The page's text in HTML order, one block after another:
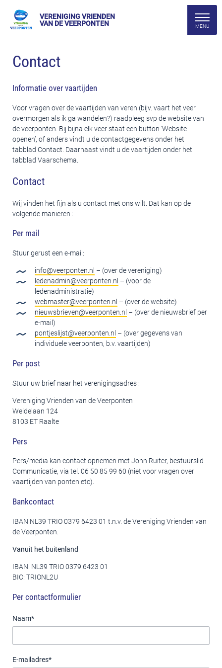
VERENIGING VRIENDEN
VAN DE VEERPONTEN
Contact
Informatie over vaartijden
Voor vragen over de vaartijden van veren (bijv. vaart het veer
overmorgen als ik ga wandelen?) raadpleeg svp de website van
de veerponten. Bij bijna elk veer staat een button ‘Website
openen’, of anders vindt u de contactgegevens onder het
tabblad Contact. Daarnaast vindt u de vaartijden onder het
tabblad Vaarschema.
Contact
Wij vinden het fijn als u contact met ons wilt. Dat kan op de
volgende manieren :
Per mail
Stuur gerust een e-mail:
info@veerponten.nl – (over de vereniging)
ledenadmin@veerponten.nl – (voor de
ledenadministratie)
webmaster@veerponten.nl – (over de website)
nieuwsbrieven@veerponten.nl – (over de nieuwsbrief per
e-mail)
pontjeslijst@veerponten.nl – (over gegevens van
individuele veerponten, b.v. vaartijden)
Per post
Stuur uw brief naar het verenigingsadres :
Vereniging Vrienden van de Veerponten
Weidelaan 124
8103 ET Raalte
Pers
Pers/media kan contact opnemen met John Ruiter, bestuurslid
Communicatie, via tel. 06 50 85 99 60 (niet voor vragen over
vaartijden van ponten etc).
Bankcontact
IBAN NL39 TRIO 0379 6423 01 t.n.v. de Vereniging Vrienden van
de Veerponten.
Vanuit het buitenland
IBAN: NL39 TRIO 0379 6423 01
BIC: TRIONL2U
Per contactformulier
Naam*
E-mailadres*